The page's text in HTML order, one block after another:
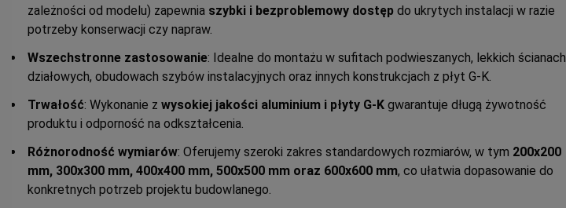
zależności od modelu) zapewnia szybki i bezproblemowy dostęp do ukrytych instalacji w razie
potrzeby konserwacji czy napraw.
Wszechstronne zastosowanie: Idealne do montażu w sufitach podwieszanych, lekkich ścianach
działowych, obudowach szybów instalacyjnych oraz innych konstrukcjach z płyt G-K.
Trwałość: Wykonanie z wysokiej jakości aluminium i płyty G-K gwarantuje długą żywotność
produktu i odporność na odkształcenia.
Różnorodność wymiarów: Oferujemy szeroki zakres standardowych rozmiarów, w tym 200x200
mm, 300x300 mm, 400x400 mm, 500x500 mm oraz 600x600 mm, co ułatwia dopasowanie do
konkretnych potrzeb projektu budowlanego.